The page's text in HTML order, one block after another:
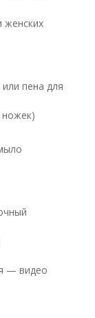
женских
пена для
— видео